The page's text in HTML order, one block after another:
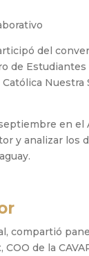
del
de
Nuestra
en
y analizar los
compartió
de la